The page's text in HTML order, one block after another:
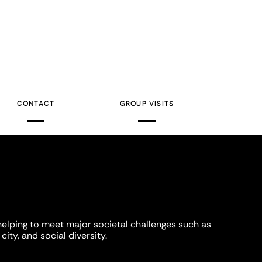
CONTACT GROUP VISITS
to meet major societal challenges such as
and social diversity.